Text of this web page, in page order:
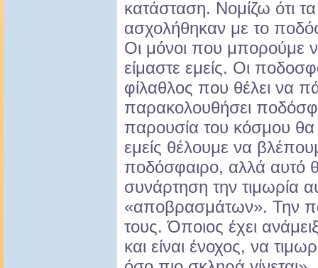
κατάσταση. Νομίζω ότι
ασχολήθηκαν με το
Οι μόνοι που μπορούμε
είμαστε εμείς. Οι
φίλαθλος που θέλει να
παρακολουθήσει
παρουσία του κόσμου θα
εμείς θέλουμε να
ποδόσφαιρο, αλλά αυτό
συνάρτηση την τιμωρία
«αποβρασμάτων». Την
τους. Όποιος έχει
και είναι ένοχος, να